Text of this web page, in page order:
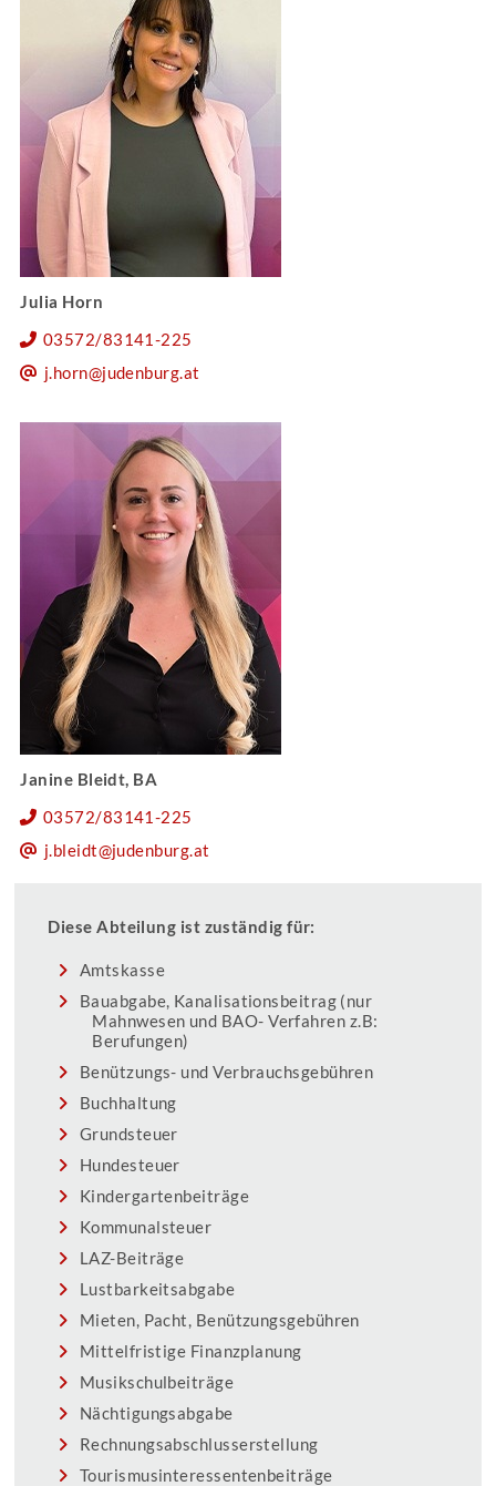
Julia Horn
03572/83141-225
j.horn@judenburg.at
Janine Bleidt, BA
03572/83141-225
j.bleidt@judenburg.at
Diese Abteilung ist zuständig für:
Amtskasse
Bauabgabe, Kanalisationsbeitrag (nur
Mahnwesen und BAO- Verfahren z.B:
Berufungen)
Benützungs- und Verbrauchsgebühren
Buchhaltung
Grundsteuer
Hundesteuer
Kindergartenbeiträge
Kommunalsteuer
LAZ-Beiträge
Lustbarkeitsabgabe
Mieten, Pacht, Benützungsgebühren
Mittelfristige Finanzplanung
Musikschulbeiträge
Nächtigungsabgabe
Rechnungsabschlusserstellung
Tourismusinteressentenbeiträge